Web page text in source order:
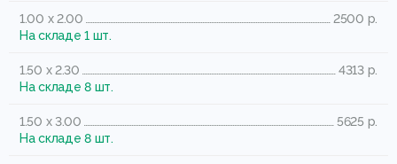
1.00 x 2.00
2500 р.
На складе 1 шт.
1.50 x 2.30
4313 р.
На складе 8 шт.
1.50 x 3.00
5625 р.
На складе 8 шт.